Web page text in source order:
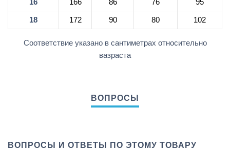
18 172 90 80 102
Соответствие указано в сантиметрах относительно
вазраста
ВОПРОСЫ И ОТВЕТЫ ПО ЭТОМУ ТОВАРУ